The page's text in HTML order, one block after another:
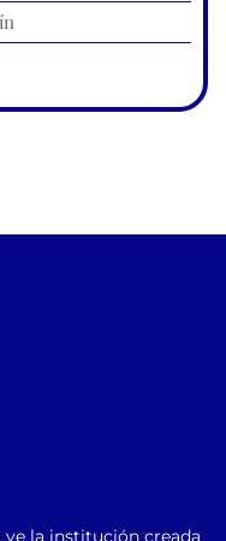
ye la institución creada